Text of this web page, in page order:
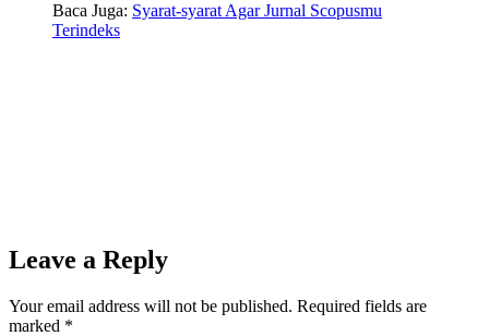
Baca Juga: Syarat-syarat Agar Jurnal Scopusmu
Terindeks
Leave a Reply
Your email address will not be published. Required fields are
marked *